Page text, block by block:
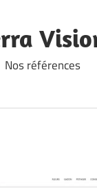
Nos références